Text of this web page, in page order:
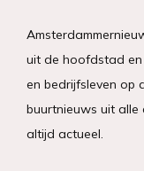
uit de hoofdstad
en bedrijfsleven op
buurtnieuws uit alle
altijd actueel.